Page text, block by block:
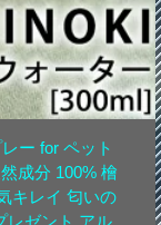
ー for ペット
成分 100% 檜
キレイ 匂いの